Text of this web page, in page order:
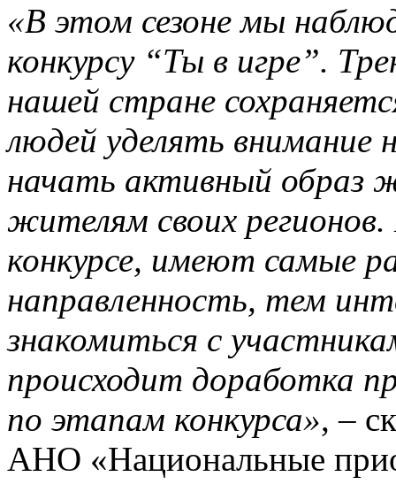
«В этом сезоне мы
конкурсу “Ты в игре”.
нашей стране
людей уделять внимание
начать активный образ
жителям своих
конкурсе, имеют самые
направленность, тем
знакомиться с
происходит доработка
по этапам конкурса», –
АНО «Национальные